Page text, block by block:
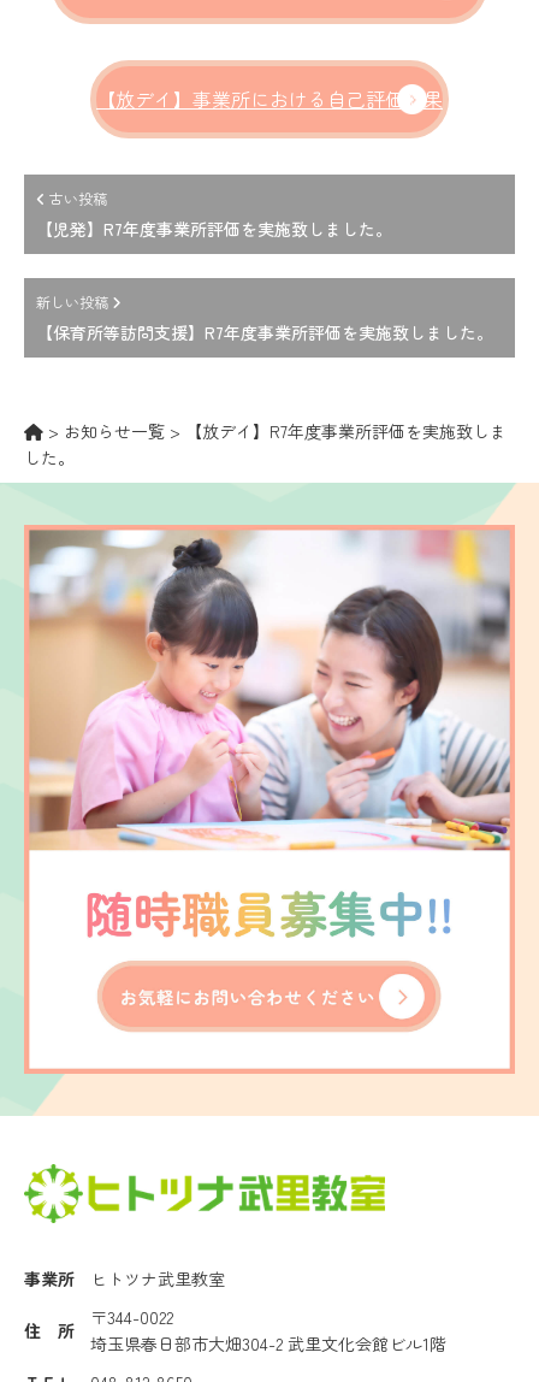
【放デイ】事業所における自己評価結果
古い投稿
【児発】R7年度事業所評価を実施致しました。
新しい投稿
【保育所等訪問支援】R7年度事業所評価を実施致しました。
> お知らせ一覧 >
【放デイ】R7年度事業所評価を実施致しま
した。
事業所 ヒトツナ武里教室
住 所
〒344-0022
埼玉県春日部市大畑304-2 武里文化会館ビル1階